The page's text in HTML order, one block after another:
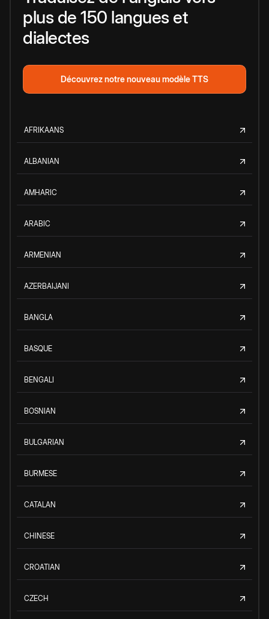
plus de 150 langues et
dialectes
Découvrez notre nouveau modèle TTS
AFRIKAANS
ALBANIAN
AMHARIC
ARABIC
ARMENIAN
AZERBAIJANI
BANGLA
BASQUE
BENGALI
BOSNIAN
BULGARIAN
BURMESE
CATALAN
CHINESE
CROATIAN
CZECH